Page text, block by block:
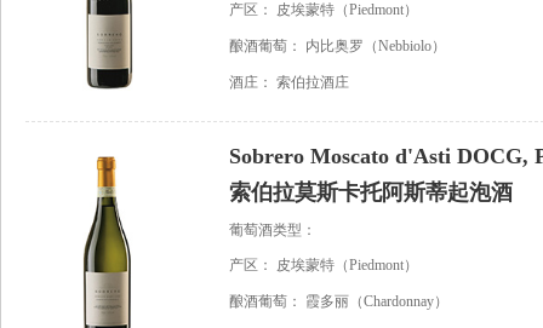
产区： 皮埃蒙特（Piedmont）
酿酒葡萄： 内比奥罗（Nebbiolo）
酒庄： 索伯拉酒庄
Sobrero Moscato d'Asti DOCG,
索伯拉莫斯卡托阿斯蒂起泡酒
葡萄酒类型：
产区： 皮埃蒙特（Piedmont）
酿酒葡萄： 霞多丽（Chardonnay）